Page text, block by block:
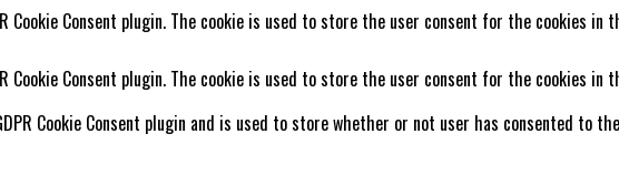
Cookie Consent plugin. The cookie is used to store the user consent for the cookies in
Cookie Consent plugin. The cookie is used to store the user consent for the cookies in
Cookie Consent plugin and is used to store whether or not user has consented to